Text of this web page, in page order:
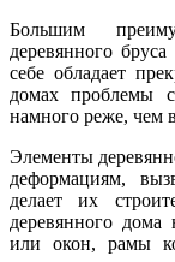
Большим
деревянного
себе обладает
домах проблемы
намного реже, чем
Элементы
деформациям,
делает их
деревянного дома
или окон, рамы